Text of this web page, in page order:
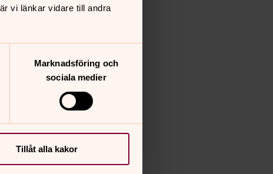
vi länkar vidare till andra
Marknadsföring och
sociala medier
Tillåt alla kakor